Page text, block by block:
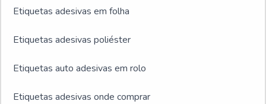
Etiquetas adesivas em folha
Etiquetas adesivas poliéster
Etiquetas auto adesivas em rolo
Etiquetas adesivas onde comprar